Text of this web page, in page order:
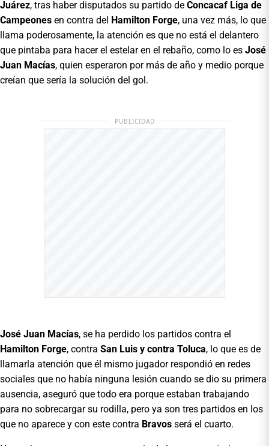
Juárez, tras haber disputados su partido de Concacaf Liga de
Campeones en contra del Hamilton Forge, una vez más, lo que
llama poderosamente, la atención es que no está el delantero
que pintaba para hacer el estelar en el rebaño, como lo es José
Juan Macías, quien esperaron por más de año y medio porque
creían que sería la solución del gol.
PUBLICIDAD
José Juan Macías, se ha perdido los partidos contra el
Hamilton Forge, contra San Luis y contra Toluca, lo que es de
llamarla atención que él mismo jugador respondió en redes
sociales que no había ninguna lesión cuando se dio su primera
ausencia, aseguró que todo era porque estaban trabajando
para no sobrecargar su rodilla, pero ya son tres partidos en los
que no aparece y con este contra Bravos será el cuarto.